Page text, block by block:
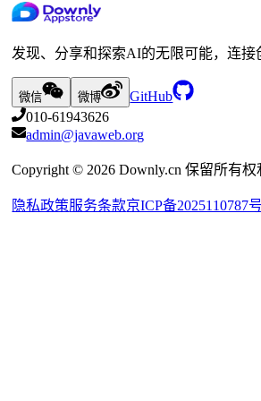
发现、分享和探索AI的无限可能，连接
微信 微博
GitHub
010-61943626
admin@javaweb.org
Copyright © 2026 Downly.cn 保留所有权
隐私政策服务条款京ICP备2025110787